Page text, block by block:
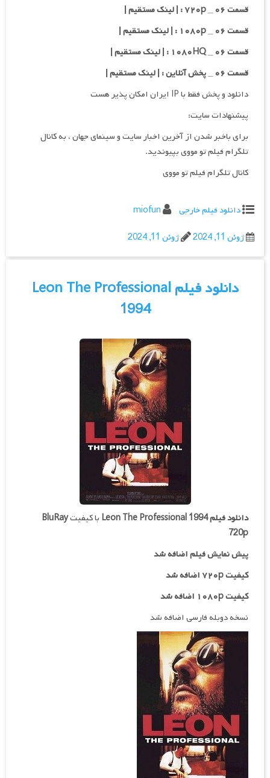
قسمت ۰۶ _ ۷۲۰p : | لینک مستقیم |
قسمت ۰۶ _ ۱۰۸۰p : | لینک مستقیم |
قسمت ۰۶ _ ۱۰۸۰HQ : | لینک مستقیم |
قسمت ۰۶ _ پخش آنلاین : | لینک مستقیم |
دانلود و پخش فقط با IP ایران امکان پذیر هست
پیشنهادات سایت:
برای باخبر شدن از آخرین اخبار سایت و سینمای جهان ، به کانال
تلگرام فیلم تو مووی بپیوندید.
کانال تلگرام فیلم تو مووی
دانلود فیلم خارجی
miofun
ژوئن 11, 2024
ژوئن 11, 2024
دانلود فیلم Leon The Professional
1994
دانلود فیلمLeon The Professional 1994 با کیفیتBluRay
720p
پیش نمایش فیلم اضافه شد
کیفیت ۷۲۰p اضافه شد
کیفیت ۱۰۸۰p اضافه شد
نسخه دوبله فارسی اضافه شد